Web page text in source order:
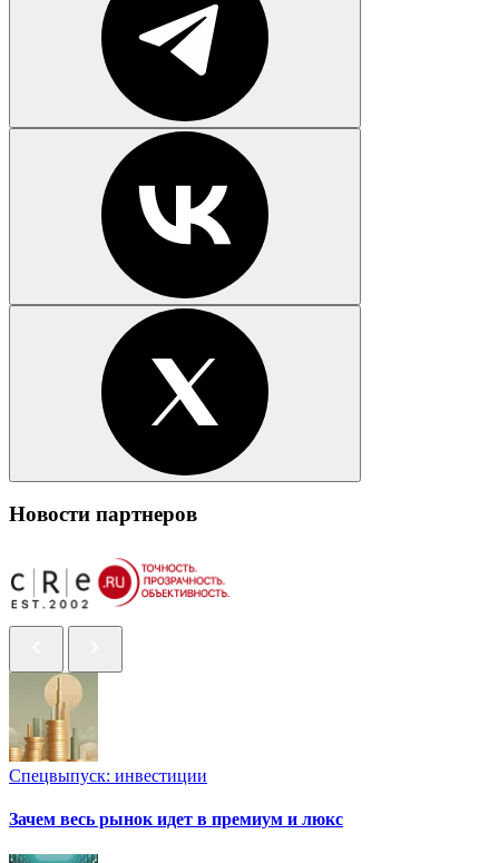
Новости партнеров
Спецвыпуск: инвестиции
Зачем весь рынок идет в премиум и люкс